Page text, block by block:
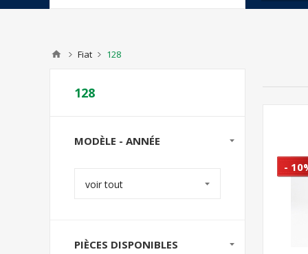
Fiat 128
-
128
MODÈLE - ANNÉE
voir tout
PIÈCES DISPONIBLES